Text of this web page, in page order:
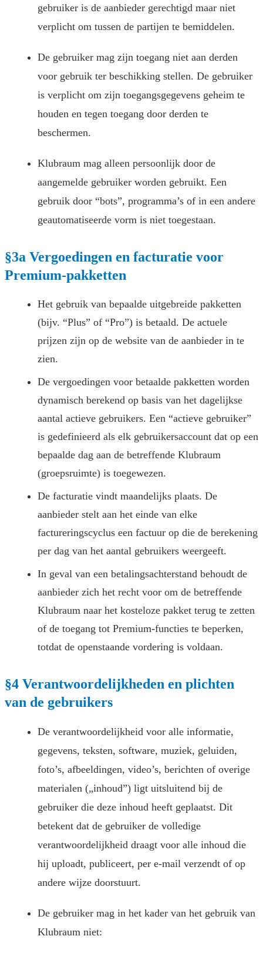
gebruiker is de aanbieder gerechtigd maar niet
verplicht om tussen de partijen te bemiddelen.
De gebruiker mag zijn toegang niet aan derden
voor gebruik ter beschikking stellen. De gebruiker
is verplicht om zijn toegangsgegevens geheim te
houden en tegen toegang door derden te
beschermen.
Klubraum mag alleen persoonlijk door de
aangemelde gebruiker worden gebruikt. Een
gebruik door “bots”, programma’s of in een andere
geautomatiseerde vorm is niet toegestaan.
§3a Vergoedingen en facturatie voor
Premium-pakketten
Het gebruik van bepaalde uitgebreide pakketten
(bijv. “Plus” of “Pro”) is betaald. De actuele
prijzen zijn op de website van de aanbieder in te
zien.
De vergoedingen voor betaalde pakketten worden
dynamisch berekend op basis van het dagelijkse
aantal actieve gebruikers. Een “actieve gebruiker”
is gedefinieerd als elk gebruikersaccount dat op een
bepaalde dag aan de betreffende Klubraum
(groepsruimte) is toegewezen.
De facturatie vindt maandelijks plaats. De
aanbieder stelt aan het einde van elke
factureringscyclus een factuur op die de berekening
per dag van het aantal gebruikers weergeeft.
In geval van een betalingsachterstand behoudt de
aanbieder zich het recht voor om de betreffende
Klubraum naar het kosteloze pakket terug te zetten
of de toegang tot Premium-functies te beperken,
totdat de openstaande vordering is voldaan.
§4 Verantwoordelijkheden en plichten
van de gebruikers
De verantwoordelijkheid voor alle informatie,
gegevens, teksten, software, muziek, geluiden,
foto’s, afbeeldingen, video’s, berichten of overige
materialen („inhoud”) ligt uitsluitend bij de
gebruiker die deze inhoud heeft geplaatst. Dit
betekent dat de gebruiker de volledige
verantwoordelijkheid draagt voor alle inhoud die
hij uploadt, publiceert, per e-mail verzendt of op
andere wijze doorstuurt.
De gebruiker mag in het kader van het gebruik van
Klubraum niet: